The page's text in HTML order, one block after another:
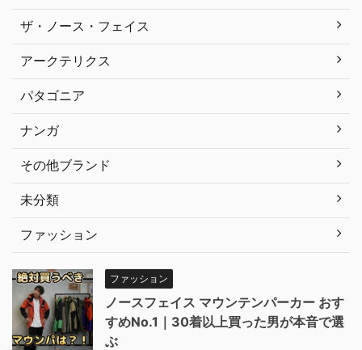
ザ・ノース・フェイス
アークテリクス
パタゴニア
ナンガ
その他ブランド
未分類
ファッション
ファッション
ノースフェイス マウンテンパーカー おす
すめNo.1｜30着以上買った男が本音で選
ぶ